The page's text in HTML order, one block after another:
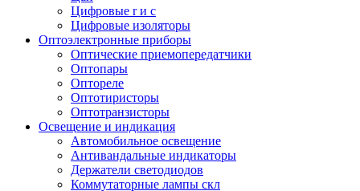
Цифровые r и c
Цифровые изоляторы
Оптоэлектронные приборы
Оптические приемопередатчики
Оптопары
Оптореле
Оптотиристоры
Оптотранзисторы
Освещение и индикация
Автомобильное освещение
Антивандальные индикаторы
Держатели светодиодов
Коммутаторные лампы скл